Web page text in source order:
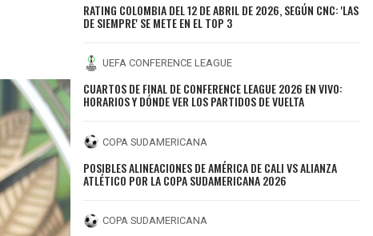
RATING COLOMBIA DEL 12 DE ABRIL DE 2026, SEGÚN CNC: 'LAS
DE SIEMPRE' SE METE EN EL TOP 3
UEFA CONFERENCE LEAGUE
CUARTOS DE FINAL DE CONFERENCE LEAGUE 2026 EN VIVO:
HORARIOS Y DÓNDE VER LOS PARTIDOS DE VUELTA
COPA SUDAMERICANA
POSIBLES ALINEACIONES DE AMÉRICA DE CALI VS ALIANZA
ATLÉTICO POR LA COPA SUDAMERICANA 2026
COPA SUDAMERICANA